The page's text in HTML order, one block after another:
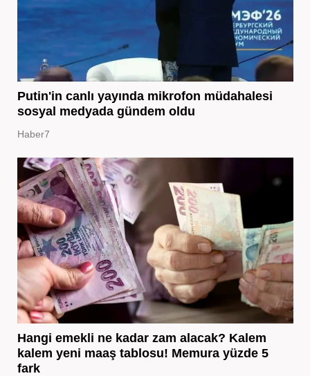
Putin'in canlı yayında mikrofon müdahalesi
sosyal medyada gündem oldu
Haber7
Hangi emekli ne kadar zam alacak? Kalem
kalem yeni maaş tablosu! Memura yüzde 5
fark